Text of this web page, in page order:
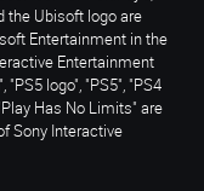
the Ubisoft logo are
Entertainment in the
Entertainment
logo", "PS5", "PS4
Has No Limits" are
Sony Interactive